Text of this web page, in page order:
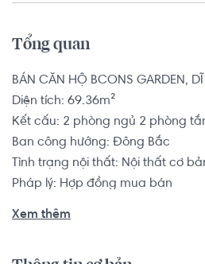
Tổng quan
BÁN CĂN HỘ BCONS GARDEN, DĨ
Diện tích: 69.36m²
Kết cấu: 2 phòng ngủ 2 phòng
Ban công hướng: Đông Bắc
Tình trạng nội thất: Nội thất cơ
Pháp lý: Hợp đồng mua bán
Xem thêm